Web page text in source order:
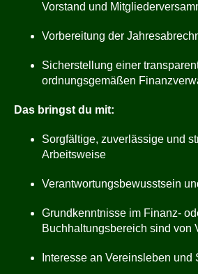
Vorstand und
Vorbereitung der
Sicherstellung einer
ordnungsgemäßen
Das bringst du mit:
Sorgfältige, zuverlässige und
Arbeitsweise
Verantwortungsbewusstsein
Grundkenntnisse im Finanz-
Buchhaltungsbereich sind von
Interesse an Vereinsleben und